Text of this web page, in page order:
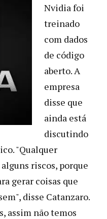
Nvidia foi
treinado
com dados
de código
aberto. A
empresa
disse que
ainda está
discutindo
"Qualquer
riscos, porque
gerar coisas que
disse Catanzaro.
assim não temos